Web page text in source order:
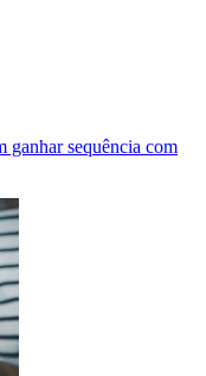
ganhar sequência com